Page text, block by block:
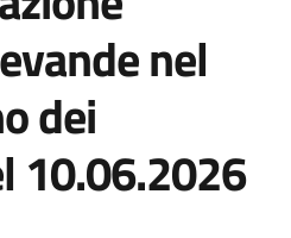
nel
dei
10.06.2026